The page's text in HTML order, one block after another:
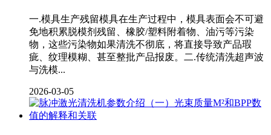
一.模具生产残留模具在生产过程中，模具表面会不可避
免地积累脱模剂残留、橡胶/塑料附着物、油污等污染
物，这些污染物如果清洗不彻底，将直接导致产品瑕
疵、纹理模糊、甚至整批产品报废。二.传统清洗超声波
与洗模...
2026-03-05